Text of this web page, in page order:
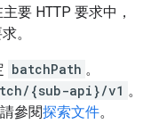
要 HTTP 要求中，
。
batchPath 。
{sub-api}/v1 。
請參閱探索文件。